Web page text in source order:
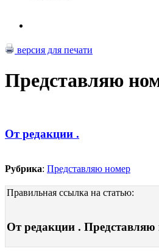
версия для печати
Представляю
От редакции .
Рубрика: Представляю номер
Правильная ссылка на статью:
От редакции .